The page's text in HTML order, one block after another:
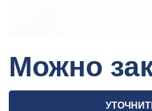
Можно